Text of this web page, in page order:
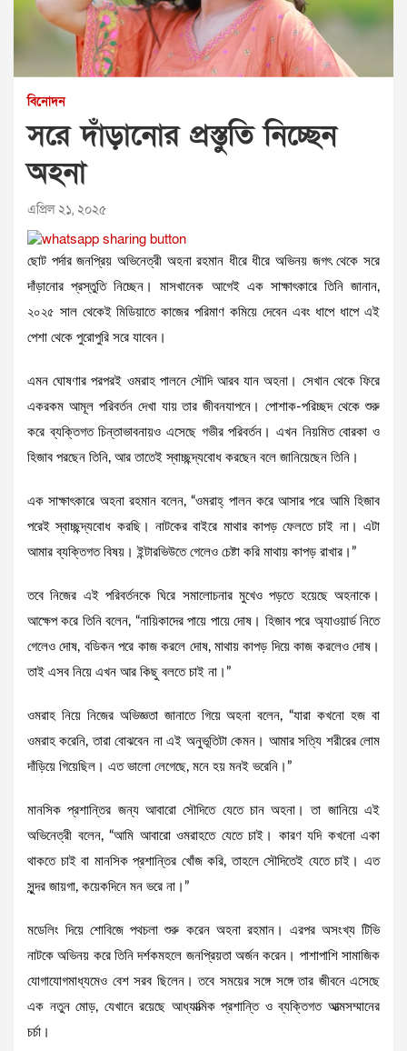
বিনোদন
সরে দাঁড়ানোর প্রস্তুতি নিচ্ছেন
অহনা
এপ্রিল ২১, ২০২৫
ছোট পর্দার জনপ্রিয় অভিনেত্রী অহনা রহমান ধীরে ধীরে অভিনয় জগৎ থেকে সরে
দাঁড়ানোর প্রস্তুতি নিচ্ছেন। মাসখানেক আগেই এক সাক্ষাৎকারে তিনি জানান,
২০২৫ সাল থেকেই মিডিয়াতে কাজের পরিমাণ কমিয়ে দেবেন এবং ধাপে ধাপে এই
পেশা থেকে পুরোপুরি সরে যাবেন।
এমন ঘোষণার পরপরই ওমরাহ পালনে সৌদি আরব যান অহনা। সেখান থেকে ফিরে
একরকম আমূল পরিবর্তন দেখা যায় তার জীবনযাপনে। পোশাক-পরিচ্ছদ থেকে শুরু
করে ব্যক্তিগত চিন্তাভাবনায়ও এসেছে গভীর পরিবর্তন। এখন নিয়মিত বোরকা ও
হিজাব পরছেন তিনি, আর তাতেই স্বাচ্ছন্দ্যবোধ করছেন বলে জানিয়েছেন তিনি।
এক সাক্ষাৎকারে অহনা রহমান বলেন, “ওমরাহ্ পালন করে আসার পরে আমি হিজাব
পরেই স্বাচ্ছন্দ্যবোধ করছি। নাটকের বাইরে মাথার কাপড় ফেলতে চাই না। এটা
আমার ব্যক্তিগত বিষয়। ইন্টারভিউতে গেলেও চেষ্টা করি মাথায় কাপড় রাখার।”
তবে নিজের এই পরিবর্তনকে ঘিরে সমালোচনার মুখেও পড়তে হয়েছে অহনাকে।
আক্ষেপ করে তিনি বলেন, “নায়িকাদের পায়ে পায়ে দোষ। হিজাব পরে অ্যাওয়ার্ড নিতে
গেলেও দোষ, বডিকন পরে কাজ করলে দোষ, মাথায় কাপড় দিয়ে কাজ করলেও দোষ।
তাই এসব নিয়ে এখন আর কিছু বলতে চাই না।”
ওমরাহ নিয়ে নিজের অভিজ্ঞতা জানাতে গিয়ে অহনা বলেন, “যারা কখনো হজ বা
ওমরাহ করেনি, তারা বোঝবেন না এই অনুভূতিটা কেমন। আমার সত্যি শরীরের লোম
দাঁড়িয়ে গিয়েছিল। এত ভালো লেগেছে, মনে হয় মনই ভরেনি।”
মানসিক প্রশান্তির জন্য আবারো সৌদিতে যেতে চান অহনা। তা জানিয়ে এই
অভিনেত্রী বলেন, “আমি আবারো ওমরাহতে যেতে চাই। কারণ যদি কখনো একা
থাকতে চাই বা মানসিক প্রশান্তির খোঁজ করি, তাহলে সৌদিতেই যেতে চাই। এত
সুন্দর জায়গা, কয়েকদিনে মন ভরে না।”
মডেলিং দিয়ে শোবিজে পথচলা শুরু করেন অহনা রহমান। এরপর অসংখ্য টিভি
নাটকে অভিনয় করে তিনি দর্শকমহলে জনপ্রিয়তা অর্জন করেন। পাশাপাশি সামাজিক
যোগাযোগমাধ্যমেও বেশ সরব ছিলেন। তবে সময়ের সঙ্গে সঙ্গে তার জীবনে এসেছে
এক নতুন মোড়, যেখানে রয়েছে আধ্যাত্মিক প্রশান্তি ও ব্যক্তিগত আত্মসম্মানের
চর্চা।